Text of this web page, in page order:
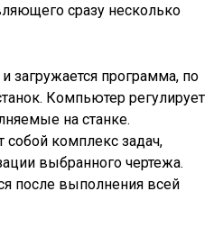
сразу несколько
загружается программа, по
Компьютер регулирует
на станке.
собой комплекс задач,
выбранного чертежа.
после выполнения всей